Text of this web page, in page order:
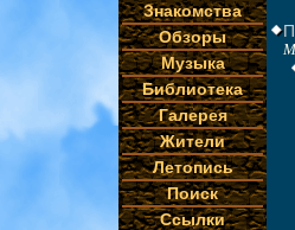
Знакомства
Обзоры
Музыка
Библиотека
Галерея
Жители
Летопись
Поиск
Ссылки